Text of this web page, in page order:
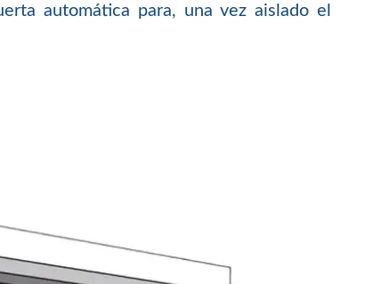
automática para, una vez aislado el